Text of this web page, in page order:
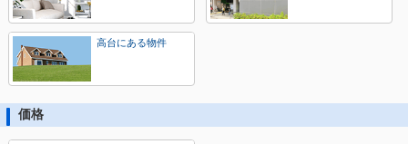
高台にある物件
価格